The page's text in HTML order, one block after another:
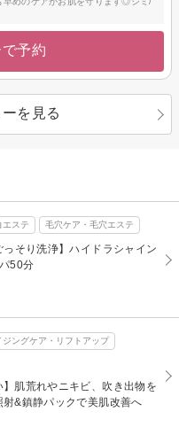
予約
を見る
エステ 毛穴ケア・毛穴エステ
っそり洗浄】ハイドラシャイン
50分
ジングケア・リフトアップ
】肌荒れやニキビ、吹き出物を
&鎮静パックで美肌改善へ